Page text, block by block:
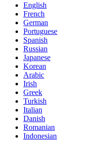
English
French
German
Portuguese
Spanish
Russian
Japanese
Korean
Arabic
Irish
Greek
Turkish
Italian
Danish
Romanian
Indonesian